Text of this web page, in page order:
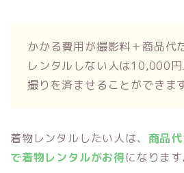
かかる費用が撮影料＋商品代
レンタルしない人は10,000
撮りを済ませることができます
着物レンタルしたい人は、 商品
で着物レンタルがお得になります